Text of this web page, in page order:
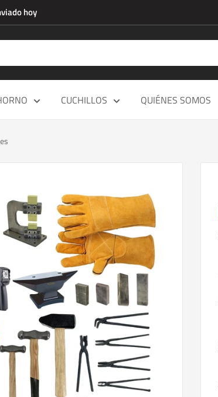
hoy
CUCHILLOS QUIÉNES SOMOS